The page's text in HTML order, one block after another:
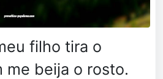
filho tira o
me beija o rosto.